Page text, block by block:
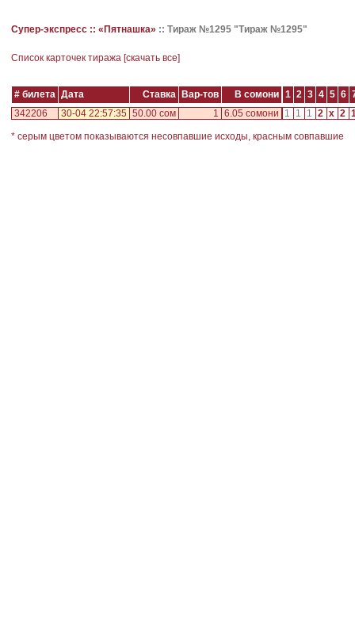
Супер-экспресс :: «Пятнашка» :: Тираж №1295 "Тираж №1295"
Cписок карточек тиража [скачать все]
# билета Дата Ставка Вар-тов В сомони 1 2 3 4 5 6
342206
30-04 22:57:35 50.00 сом 1 6.05 сомони 1 1 1 2 x 2
* серым цветом показываются несовпавшие исходы, красным совпавшие